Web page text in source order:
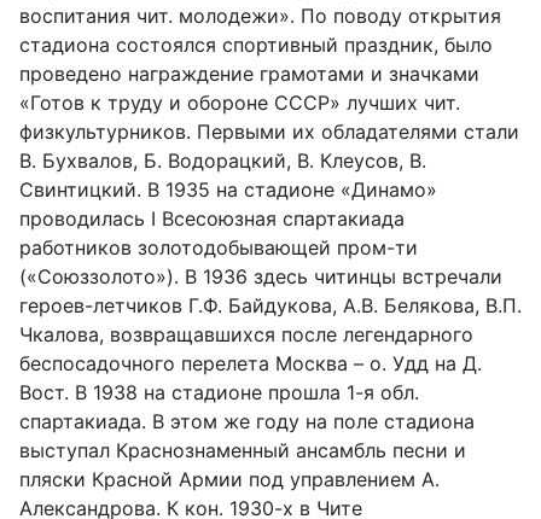
воспитания чит. молодежи». По поводу открытия
стадиона состоялся спортивный праздник, было
проведено награждение грамотами и значками
«Готов к труду и обороне СССР» лучших чит.
физкультурников. Первыми их обладателями стали
В. Бухвалов, Б. Водорацкий, В. Клеусов, В.
Свинтицкий. В 1935 на стадионе «Динамо»
проводилась I Всесоюзная спартакиада
работников золотодобывающей пром-ти
(«Союззолото»). В 1936 здесь читинцы встречали
героев-летчиков Г.Ф. Байдукова, А.В. Белякова, В.П.
Чкалова, возвращавшихся после легендарного
беспосадочного перелета Москва – о. Удд на Д.
Вост. В 1938 на стадионе прошла 1-я обл.
спартакиада. В этом же году на поле стадиона
выступал Краснознаменный ансамбль песни и
пляски Красной Армии под управлением А.
Александрова. К кон. 1930-х в Чите